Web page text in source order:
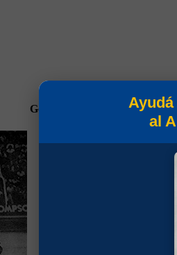
Goles Campeonato
al